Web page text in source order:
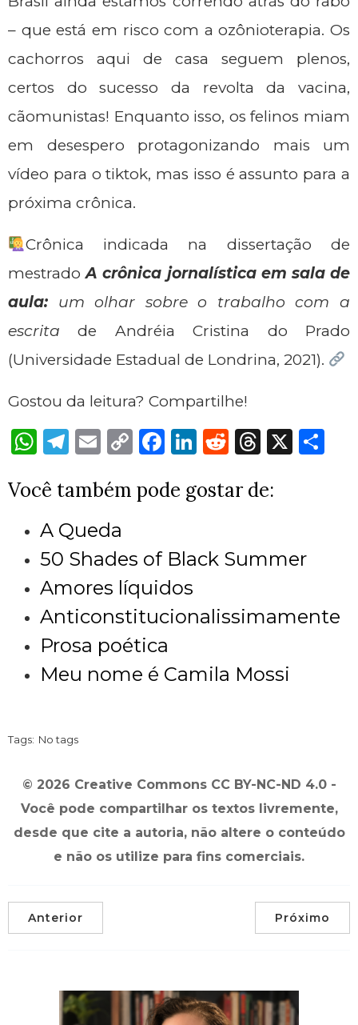
– que está em risco com a ozônioterapia. Os
cachorros aqui de casa seguem plenos,
certos do sucesso da revolta da vacina,
cãomunistas! Enquanto isso, os felinos miam
em desespero protagonizando mais um
vídeo para o tiktok, mas isso é assunto para a
próxima crônica.
Crônica indicada na dissertação de
mestradoA crônica jornalística em sala de
aula: um olhar sobre o trabalho com a
escrita de Andréia Cristina do Prado
(Universidade Estadual de Londrina, 2021).
Gostou da leitura? Compartilhe!
W
sA
Tel
am il
Co
Lin
Fa
bo
Lin
dIn
Re
t
Th
ds
Você também pode gostar de:
A Queda
50 Shades of Black Summer
Amores líquidos
Anticonstitucionalissimamente
Prosa poética
Meu nome é Camila Mossi
Tags: No tags
© 2026 Creative Commons CC BY-NC-ND 4.0 -
Você pode compartilhar os textos livremente,
desde que cite a autoria, não altere o conteúdo
e não os utilize para fins comerciais.
Anterior Próximo